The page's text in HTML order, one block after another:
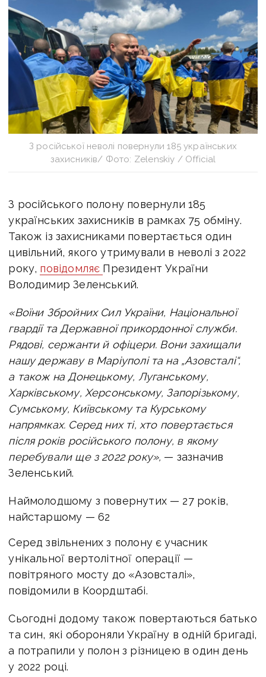
З російської неволі повернули 185 українських
захисників/ Фото: Zelenskiy / Official
З російського полону повернули 185
українських захисників в рамках 75 обміну.
Також із захисниками повертається один
цивільний, якого утримували в неволі з 2022
року, повідомляє Президент України
Володимир Зеленський.
«Воїни Збройних Сил України, Національної
гвардії та Державної прикордонної служби.
Рядові, сержанти й офіцери. Вони захищали
нашу державу в Маріуполі та на „Азовсталі“,
а також на Донецькому, Луганському,
Харківському, Херсонському, Запорізькому,
Сумському, Київському та Курському
напрямках. Серед них ті, хто повертається
після років російського полону, в якому
перебували ще з 2022 року», — зазначив
Зеленський.
Наймолодшому з повернутих — 27 років,
найстаршому — 62
Серед звільнених з полону є учасник
унікальної вертолітної операції —
повітряного мосту до «Азовсталі»,
повідомили в Коордштабі.
Сьогодні додому також повертаються батько
та син, які обороняли Україну в одній бригаді,
а потрапили у полон з різницею в один день
у 2022 році.